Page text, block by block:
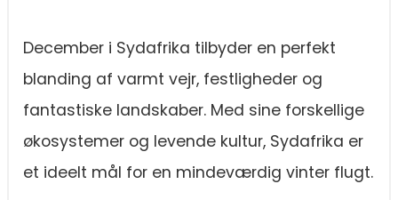
December i Sydafrika tilbyder en perfekt
blanding af varmt vejr, festligheder og
fantastiske landskaber. Med sine forskellige
økosystemer og levende kultur, Sydafrika er
et ideelt mål for en mindeværdig vinter flugt.